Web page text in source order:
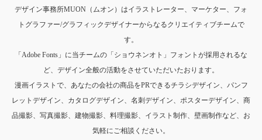
デザイン事務所MUON（ムオン）はイラストレーター、マーケター、フォ
トグラファー/グラフィックデザイナーからなるクリエイティブチームで
す。
「Adobe Fonts」に当チームの「ショウネンオト」フォントが採用されるな
ど、デザイン全般の活動をさせていただいたおります。
漫画イラストで、あなたの会社の商品をPRできるチラシデザイン、パンフ
レットデザイン、カタログデザイン、名刺デザイン、ポスターデザイン、商
品撮影、写真撮影、建物撮影、料理撮影、イラスト制作、壁画制作など、お
気軽にご相談ください。